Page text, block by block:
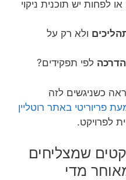
או לפחות יש תוכנית ניקוי
ולא רק על
לפי תפקידים?
כשניגשים לזה
פריוריטי באתר רוטליין
לפרויקט.
שמצליחים
מדי